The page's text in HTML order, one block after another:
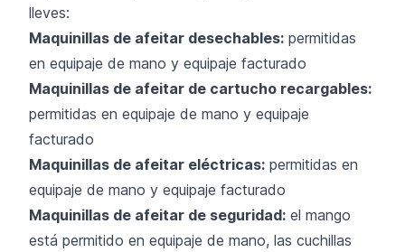
lleves:
Maquinillas de afeitar desechables: permitidas
en equipaje de mano y equipaje facturado
Maquinillas de afeitar de cartucho recargables:
permitidas en equipaje de mano y equipaje
facturado
Maquinillas de afeitar eléctricas: permitidas en
equipaje de mano y equipaje facturado
Maquinillas de afeitar de seguridad: el mango
está permitido en equipaje de mano, las cuchillas